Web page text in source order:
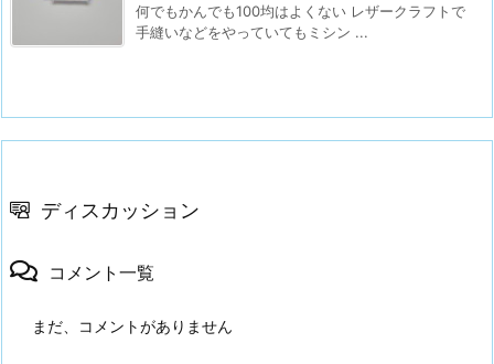
何でもかんでも100均はよくない レザークラフトで
手縫いなどをやっていてもミシン ...
ディスカッション
コメント一覧
まだ、コメントがありません